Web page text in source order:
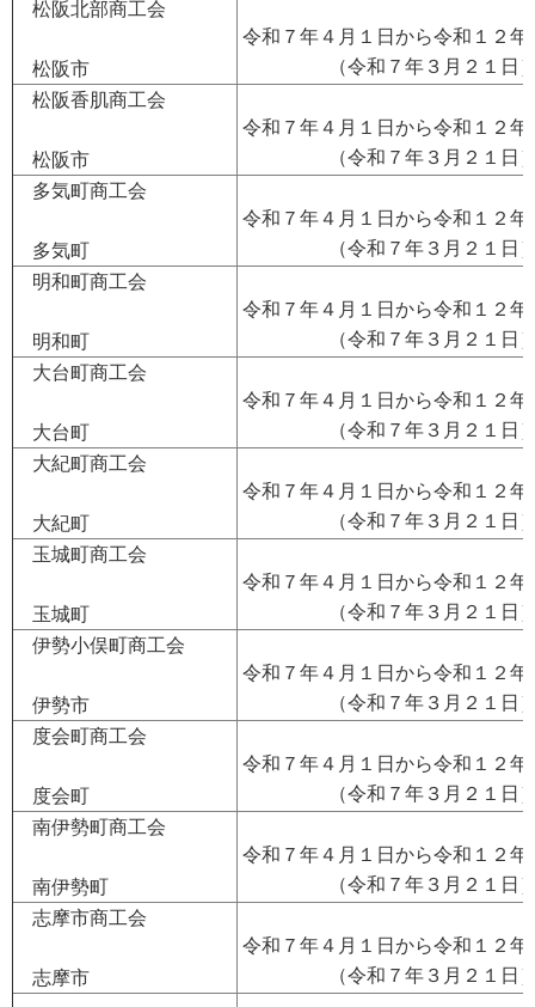
松阪北部商工会
松阪市
令和７年４月１日から令和１２年
（令和７年３月２１日
松阪香肌商工会
松阪市
令和７年４月１日から令和１２年
（令和７年３月２１日
多気町商工会
多気町
令和７年４月１日から令和１２年
（令和７年３月２１日
明和町商工会
明和町
令和７年４月１日から令和１２年
（令和７年３月２１日
大台町商工会
大台町
令和７年４月１日から令和１２年
（令和７年３月２１日
大紀町商工会
大紀町
令和７年４月１日から令和１２年
（令和７年３月２１日
玉城町商工会
玉城町
令和７年４月１日から令和１２年
（令和７年３月２１日
伊勢小俣町商工会
伊勢市
令和７年４月１日から令和１２年
（令和７年３月２１日
度会町商工会
度会町
令和７年４月１日から令和１２年
（令和７年３月２１日
南伊勢町商工会
南伊勢町
令和７年４月１日から令和１２年
（令和７年３月２１日
志摩市商工会
志摩市
令和７年４月１日から令和１２年
（令和７年３月２１日